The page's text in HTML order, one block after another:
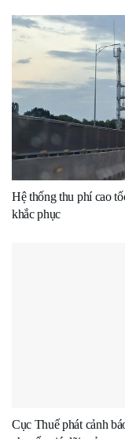
Hệ thống thu phí cao
khắc phục
Cục Thuế phát cảnh